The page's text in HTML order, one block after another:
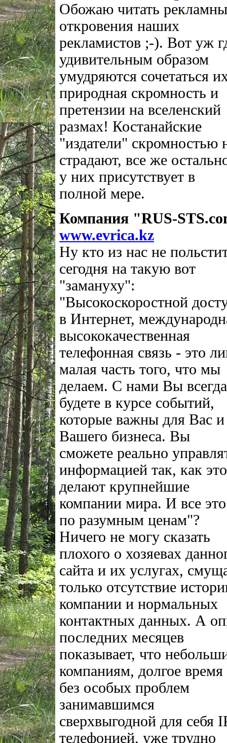
Обожаю читать
откровения наших
рекламистов ;-). Вот уж
удивительным образом
умудряются сочетаться
природная скромность и
претензии на вселенский
размах! Костанайские
"издатели" скромностью
страдают, все же
у них присутствует в
полной мере.
Компания "RUS-
www.evrica.kz
Ну кто из нас не
сегодня на такую вот
"замануху":
"Высокоскоростной
в Интернет,
высококачественная
телефонная связь - это
малая часть того, что мы
делаем. С нами Вы всегда
будете в курсе событий,
которые важны для Вас и
Вашего бизнеса. Вы
сможете реально
информацией так, как это
делают крупнейшие
компании мира. И все
по разумным ценам"?
Ничего не могу сказать
плохого о хозяевах
сайта и их услугах,
только отсутствие
компании и нормальных
контактных данных. А
последних месяцев
показывает, что
компаниям, долгое время
без особых проблем
занимавшимся
сверхвыгодной для себя
телефонией, уже трудно